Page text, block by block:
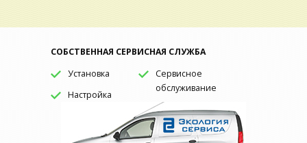
СОБСТВЕННАЯ СЕРВИСНАЯ СЛУЖБА
Установка
Настройка
Сервисное
обслуживание